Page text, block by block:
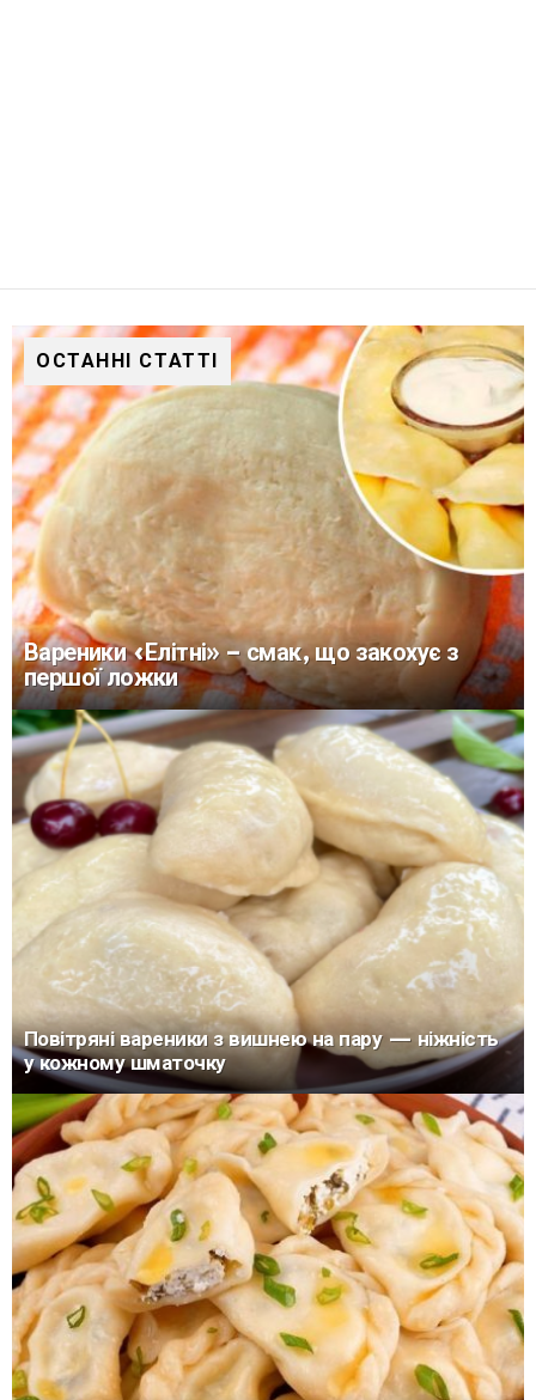
ОСТАННІ СТАТТІ
Вареники «Елітні» – смак, що закохує з
першої ложки
Повітряні вареники з вишнею на пару — ніжність
у кожному шматочку